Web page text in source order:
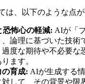
は、以下のような点が
恐怖心の軽減: AIが「
、論理に基づいた技術
度な期待や不必要な
ます。
の育成: AIが生成する
して、その背景や限